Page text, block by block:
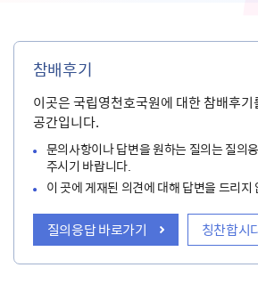
참배후기
이곳은 국립영천호국원에 대한 참배후기
공간입니다.
문의사항이나 답변을 원하는 질의는 질의
주시기 바랍니다.
이 곳에 게재된 의견에 대해 답변을 드리지
질의응답 바로가기 칭찬합시